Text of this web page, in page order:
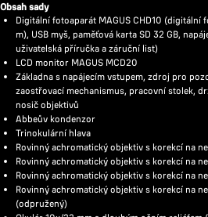
Obsah sady
Digitální fotoaparát MAGUS CHD10 (digitální
m), USB myš, paměťová karta SD 32 GB,
uživatelská příručka a záruční list)
LCD monitor MAGUS MCD20
Základna s napájecím vstupem, zdroj pro
zaostřovací mechanismus, pracovní stolek,
nosič objektivů
Abbeův kondenzor
Trinokulární hlava
Rovinný achromatický objektiv s korekcí na
Rovinný achromatický objektiv s korekcí na
Rovinný achromatický objektiv s korekcí na
Rovinný achromatický objektiv s korekcí na
(odpružený)